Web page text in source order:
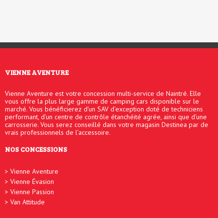
VIENNE AVENTURE
Vienne Aventure est votre concession multi-service de Naintré. Elle
vous offre la plus large gamme de camping cars disponible sur le
marché. Vous bénéficierez d’un SAV d’exception doté de techniciens
performant, d’un centre de contrôle étanchéité agrée, ainsi que d’une
carrosserie. Vous serez conseillé dans votre magasin Destinea par de
vrais professionnels de l’accessoire.
NOS CONCESSIONS
Vienne Aventure
Vienne Évasion
Vienne Passion
Van Attitude